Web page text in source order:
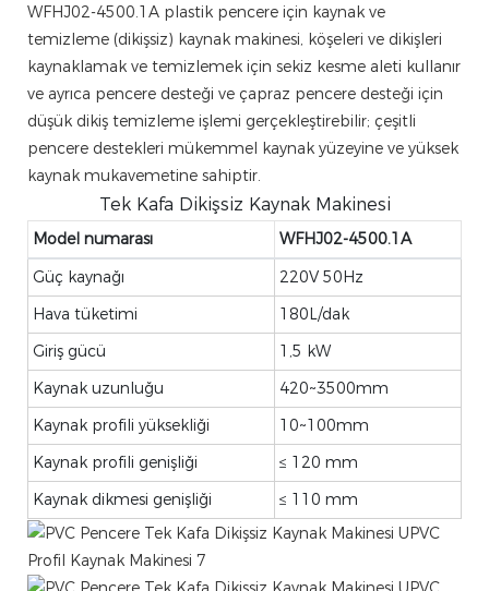
WFHJ02-4500.1A plastik pencere için kaynak ve
temizleme (dikişsiz) kaynak makinesi, köşeleri ve dikişleri
kaynaklamak ve temizlemek için sekiz kesme aleti kullanır
ve ayrıca pencere desteği ve çapraz pencere desteği için
düşük dikiş temizleme işlemi gerçekleştirebilir; çeşitli
pencere destekleri mükemmel kaynak yüzeyine ve yüksek
kaynak mukavemetine sahiptir.
Tek Kafa Dikişsiz Kaynak Makinesi
Model numarası
WFHJ02-4500.1A
Güç kaynağı
220V 50Hz
Hava tüketimi
180L/dak
Giriş gücü
1,5 kW
Kaynak uzunluğu
420~3500mm
Kaynak profili yüksekliği
10~100mm
Kaynak profili genişliği
≤ 120 mm
Kaynak dikmesi genişliği
≤ 110 mm